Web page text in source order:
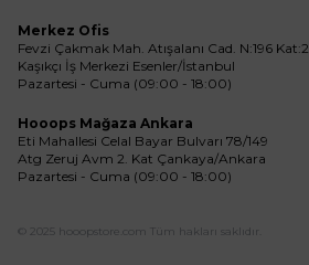
Merkez Ofis
Fevzi Çakmak Mah. Atışalanı Cad. N:196 Kat:2
Kaşıkçı İş Merkezi Esenler/İstanbul
Pazartesi - Cuma (09:00 - 18:00)
Hooops Mağaza Ankara
Eti Mahallesi Celal Bayar Bulvarı 78/149
Atg Zeruj Avm 2. Kat Çankaya/Ankara
Pazartesi - Cuma (09:00 - 18:00)
© 2025 hooopstore.com Tüm hakları saklıdır.